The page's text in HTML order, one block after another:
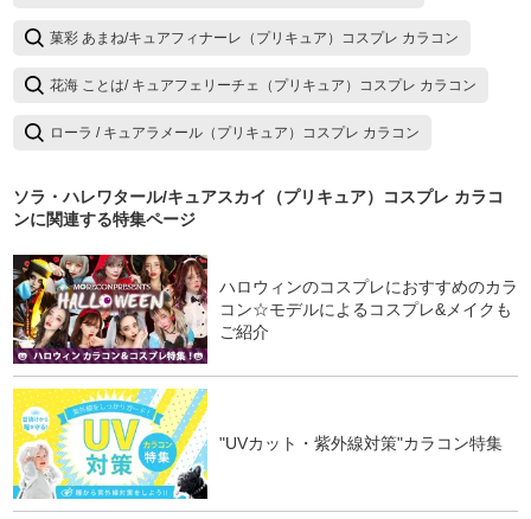
菓彩 あまね/キュアフィナーレ（プリキュア）コスプレ カラコン
花海 ことは/ キュアフェリーチェ（プリキュア）コスプレ カラコン
ローラ / キュアラメール（プリキュア）コスプレ カラコン
ソラ・ハレワタール/キュアスカイ（プリキュア）コスプレ カラコ
ンに関連する特集ページ
ハロウィンのコスプレにおすすめのカラ
コン☆モデルによるコスプレ&メイクも
ご紹介
"UVカット・紫外線対策"カラコン特集